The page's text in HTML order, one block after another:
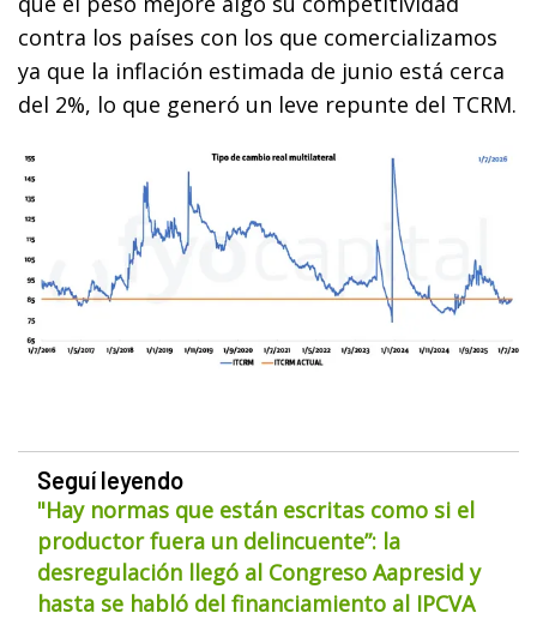
contra los países con los que comercializamos
ya que la inflación estimada de junio está cerca
del 2%, lo que generó un leve repunte del TCRM.
Seguí leyendo
"Hay normas que están escritas como si el
productor fuera un delincuente”: la
desregulación llegó al Congreso Aapresid y
hasta se habló del financiamiento al IPCVA